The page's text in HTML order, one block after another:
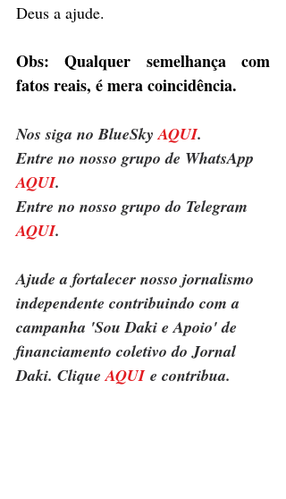
Deus a ajude.
Obs: Qualquer semelhança com
fatos reais, é mera coincidência.
Nos siga no BlueSky AQUI.
Entre no nosso grupo de WhatsApp
AQUI.
Entre no nosso grupo do Telegram
AQUI.
Ajude a fortalecer nosso jornalismo
independente contribuindo com a
campanha 'Sou Daki e Apoio' de
financiamento coletivo do Jornal
Daki. Clique AQUI e contribua.